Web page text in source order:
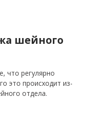
шейного
что регулярно
это происходит из-
отдела.